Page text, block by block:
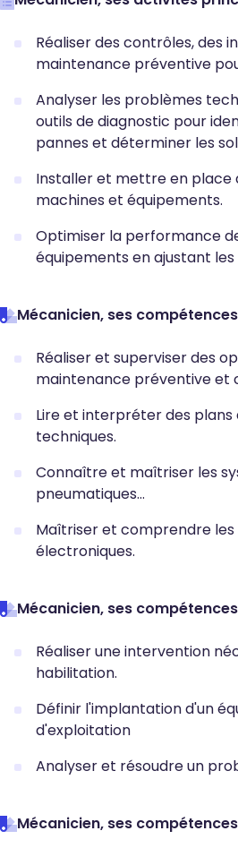
Réaliser des contrôles, des
maintenance préventive
Analyser les problèmes
outils de diagnostic pour
pannes et déterminer les
Installer et mettre en place
machines et équipements.
Optimiser la performance
équipements en ajustant
Mécanicien, ses
Réaliser et superviser des
maintenance préventive et
Lire et interpréter des plans
techniques.
Connaître et maîtriser les
pneumatiques…
Maîtriser et comprendre
électroniques.
Mécanicien, ses
Réaliser une intervention
habilitation.
Définir l'implantation d'un
d'exploitation
Analyser et résoudre un
Mécanicien, ses